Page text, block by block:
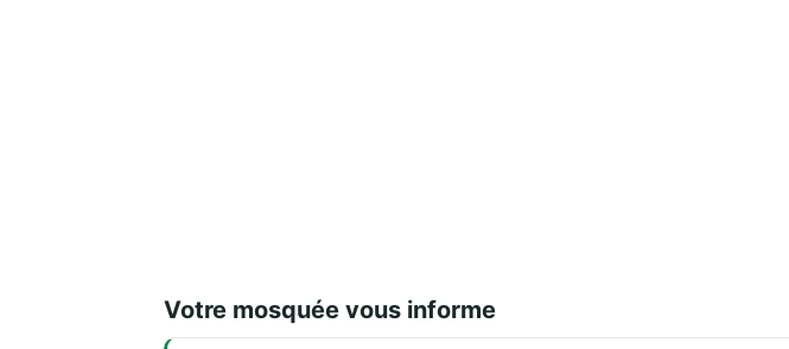
Votre mosquée vous informe